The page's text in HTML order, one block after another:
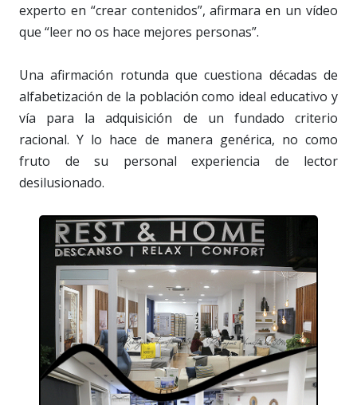
experto en “crear contenidos”, afirmara en un vídeo
que “leer no os hace mejores personas”.
Una afirmación rotunda que cuestiona décadas de
alfabetización de la población como ideal educativo y
vía para la adquisición de un fundado criterio
racional. Y lo hace de manera genérica, no como
fruto de su personal experiencia de lector
desilusionado.